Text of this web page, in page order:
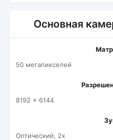
Основная
50 мегапикселей
8192 x 6144
Оптический, 2x